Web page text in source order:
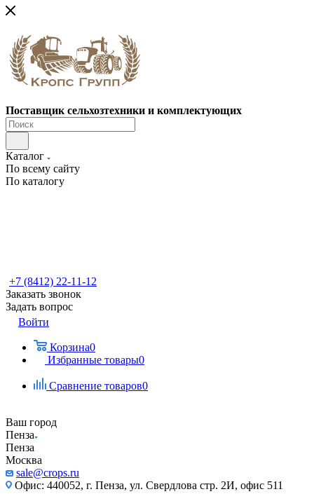
Поставщик сельхозтехники и комплектующих
Каталог
По всему сайту
По каталогу
+7 (8412) 22-11-12
Заказать звонок
Задать вопрос
Войти
Корзина0
Избранные товары0
Сравнение товаров0
Ваш город
Пенза
Пенза
Москва
sale@crops.ru
Офис: 440052, г. Пенза, ул. Свердлова стр. 2И, офис 511